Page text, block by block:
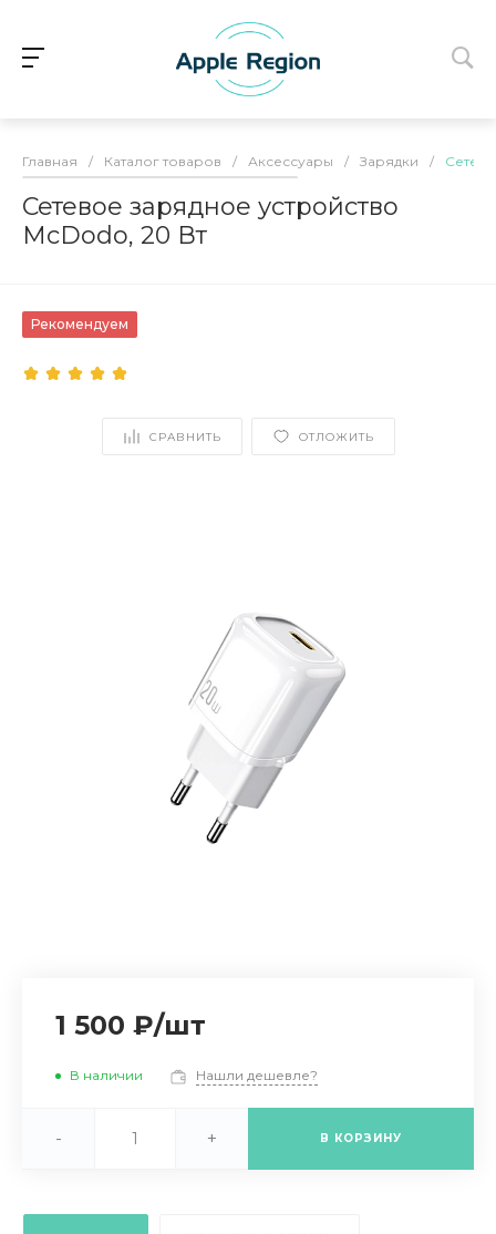
Главная / Каталог товаров / Аксессуары / Зарядки /
Сетевое зарядное устройство
McDodo, 20 Вт
Рекомендуем
СРАВНИТЬ ОТЛОЖИТЬ
1 500 ₽/шт
В наличии Нашли дешевле?
- + В КОРЗИНУ